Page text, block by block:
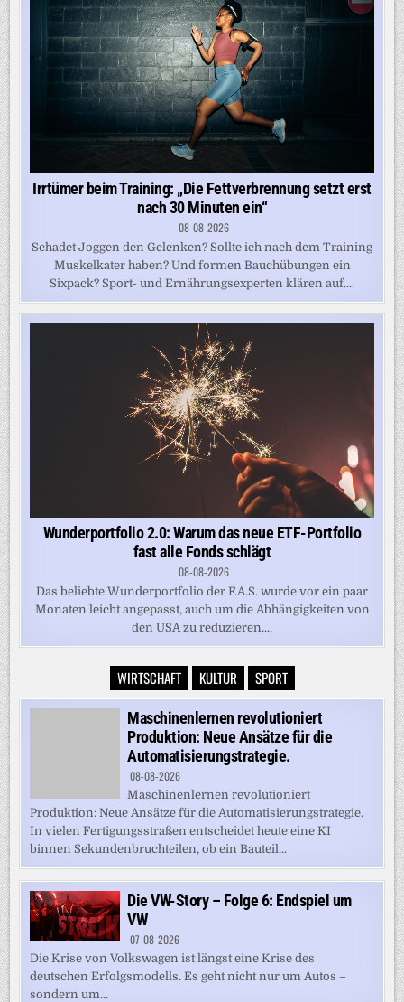
Irrtümer beim Training: „Die Fettverbrennung setzt erst
nach 30 Minuten ein“
08-08-2026
Schadet Joggen den Gelenken? Sollte ich nach dem Training
Muskelkater haben? Und formen Bauchübungen ein
Sixpack? Sport- und Ernährungsexperten klären auf....
Wunderportfolio 2.0: Warum das neue ETF-Portfolio
fast alle Fonds schlägt
08-08-2026
Das beliebte Wunderportfolio der F.A.S. wurde vor ein paar
Monaten leicht angepasst, auch um die Abhängigkeiten von
den USA zu reduzieren....
WIRTSCHAFT KULTUR SPORT
Maschinenlernen revolutioniert
Produktion: Neue Ansätze für die
Automatisierungstrategie.
Maschinenlernen revolutioniert Produktion: Neue Ansätze
für die Automatisierungstrategie. In vielen
Fertigungsstraßen entscheidet heute eine KI binnen
Sekundenbruchteilen, ob ein Bauteil...
Die VW-Story – Folge 6: Endspiel um
VW
07-08-2026
Die Krise von Volkswagen ist längst eine Krise des
deutschen Erfolgsmodells. Es geht nicht nur um Autos –
sondern um...